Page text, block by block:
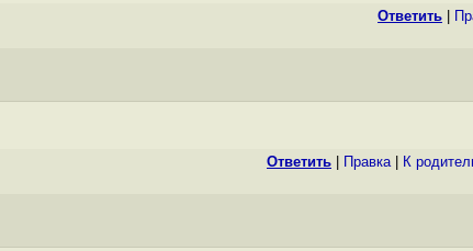
Ответить
Ответить Правка| К